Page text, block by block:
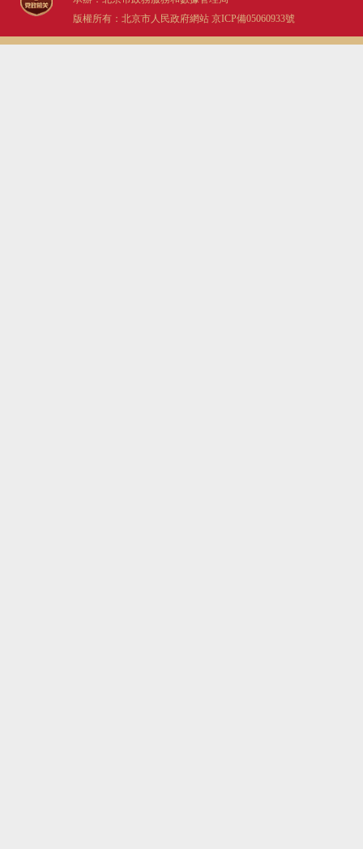
版權所有：北京市人民政府網站 京ICP備05060933號